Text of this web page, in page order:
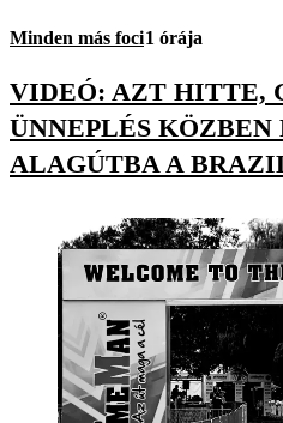
Minden más foci1 órája
VIDEÓ: AZT HITTE,
ÜNNEPLÉS
ALAGÚTBA A